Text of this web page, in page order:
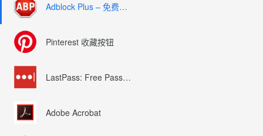
Adblock Plus – 免费的广告拦截器
Pinterest 收藏按钮
LastPass: Free Password Manager
Adobe Acrobat